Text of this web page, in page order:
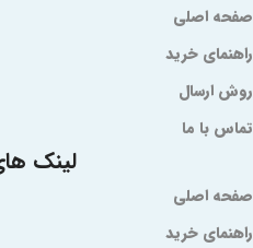
صفحه اصلی
راهنمای خرید
روش ارسال
تماس با ما
لینک
صفحه اصلی
راهنمای خرید